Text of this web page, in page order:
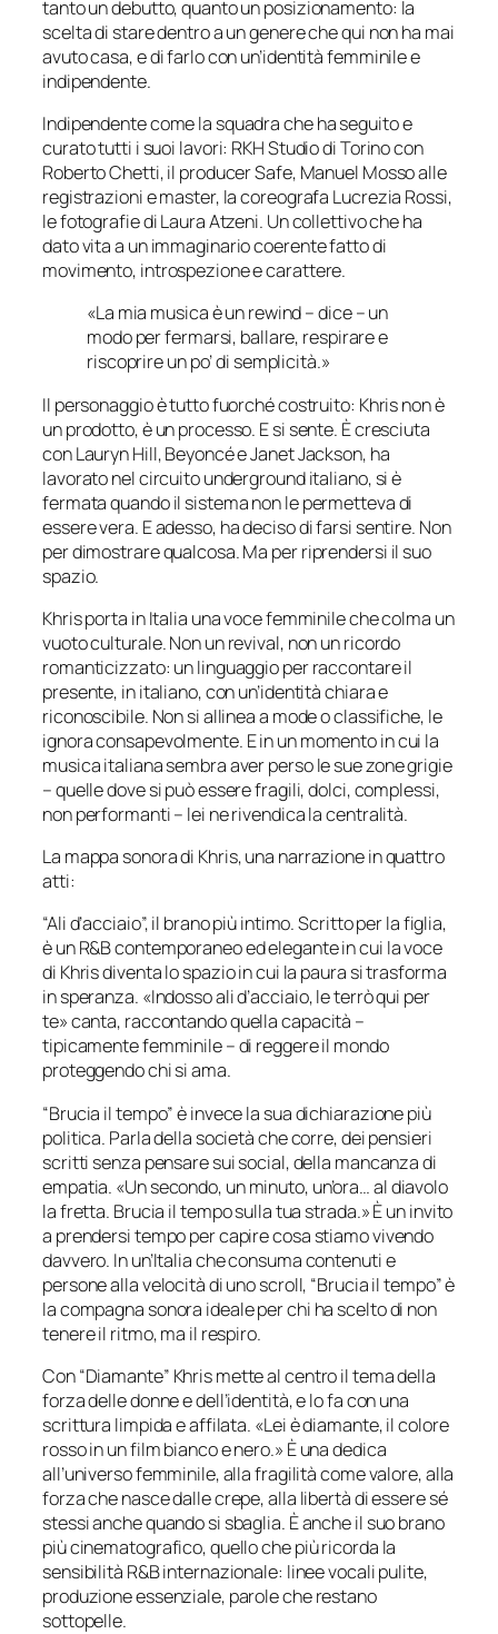
tanto un debutto, quanto un posizionamento: la
scelta di stare dentro a un genere che qui non ha mai
avuto casa, e di farlo con un’identità femminile e
indipendente.
Indipendente come la squadra che ha seguito e
curato tutti i suoi lavori: RKH Studiodi Torino con
Roberto Chetti, il producer Safe, Manuel Mosso alle
registrazioni e master, la coreografa Lucrezia Rossi,
le fotografie di Laura Atzeni. Un collettivo che ha
dato vita a un immaginario coerente fatto di
movimento, introspezione e carattere.
«La mia musica è un rewind – dice – un
modo per fermarsi, ballare, respirare e
riscoprire un po’ di semplicità.»
Il personaggio è tutto fuorché costruito: Khris non è
un prodotto, è un processo. E si sente. È cresciuta
con Lauryn Hill, Beyoncé e Janet Jackson, ha
lavorato nel circuito underground italiano, si è
fermata quando il sistema non le permetteva di
essere vera. E adesso, ha deciso di farsi sentire. Non
per dimostrare qualcosa. Ma per riprendersi il suo
spazio.
Khris porta in Italia una voce femminile che colma un
vuoto culturale. Non un revival, non un ricordo
romanticizzato: un linguaggio per raccontare il
presente, in italiano, con un’identità chiara e
riconoscibile. Non si allinea a mode o classifiche, le
ignora consapevolmente. E in un momento in cui la
musica italiana sembra aver perso le sue zone grigie
– quelle dove si può essere fragili, dolci, complessi,
non performanti – lei ne rivendica la centralità.
La mappa sonora di Khris, una narrazione in quattro
atti:
“Ali d’acciaio”, il brano più intimo. Scritto per la figlia,
è un R&B contemporaneo ed elegante in cui la voce
di Khris diventa lo spazio in cui la paura si trasforma
in speranza. «Indosso ali d’acciaio, le terrò qui per
te» canta, raccontando quella capacità –
tipicamente femminile – di reggere il mondo
proteggendo chi si ama.
“Brucia il tempo” è invece la sua dichiarazione più
politica. Parla della società che corre, dei pensieri
scritti senza pensare sui social, della mancanza di
empatia. «Un secondo, un minuto, un’ora… al diavolo
la fretta. Brucia il tempo sulla tua strada.» È un invito
a prendersi tempo per capire cosa stiamo vivendo
davvero. In un’Italia che consuma contenuti e
persone alla velocità di uno scroll, “Brucia il tempo” è
la compagna sonora ideale per chi ha scelto di non
tenere il ritmo, ma il respiro.
Con “Diamante” Khris mette al centro il tema della
forza delle donne e dell’identità, e lo fa con una
scrittura limpida e affilata. «Lei è diamante, il colore
rosso in un film bianco e nero.» È una dedica
all’universo femminile, alla fragilità come valore, alla
forza che nasce dalle crepe, alla libertà di essere sé
stessi anche quando si sbaglia. È anche il suo brano
più cinematografico, quello che più ricorda la
sensibilità R&B internazionale: linee vocali pulite,
produzione essenziale, parole che restano
sottopelle.